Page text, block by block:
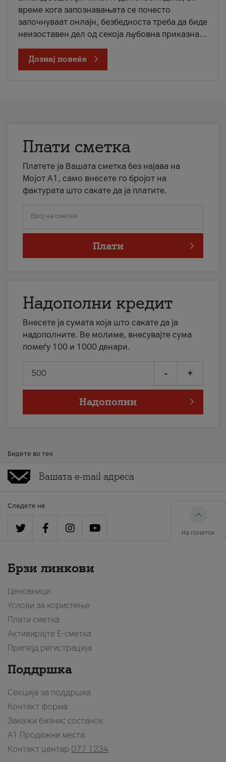
време кога запознавањата се почесто
започнуваат онлајн, безбедноста треба да биде
неизоставен дел од секоја љубовна приказна...
Дознај повеќе
Плати сметка
Платете ја Вашата сметка без најава на
Мојот А1, само внесете го бројот на
фактурата што сакате да ја платите.
Број на сметка
Плати
Надополни кредит
Внесете ја сумата која што сакате да ја
надополните. Ве молиме, внесувајте сума
помеѓу 100 и 1000 денари.
- +
Надополни
Бидете во тек
Следете нè
На почеток
Брзи линкови
Ценовници
Услови за користење
Плати сметка
Активирајте Е-сметка
Припејд регистрација
Поддршка
Секција за поддршка
Контакт форма
Закажи бизнис состанок
A1 Продажни места
Контакт центар 077 1234